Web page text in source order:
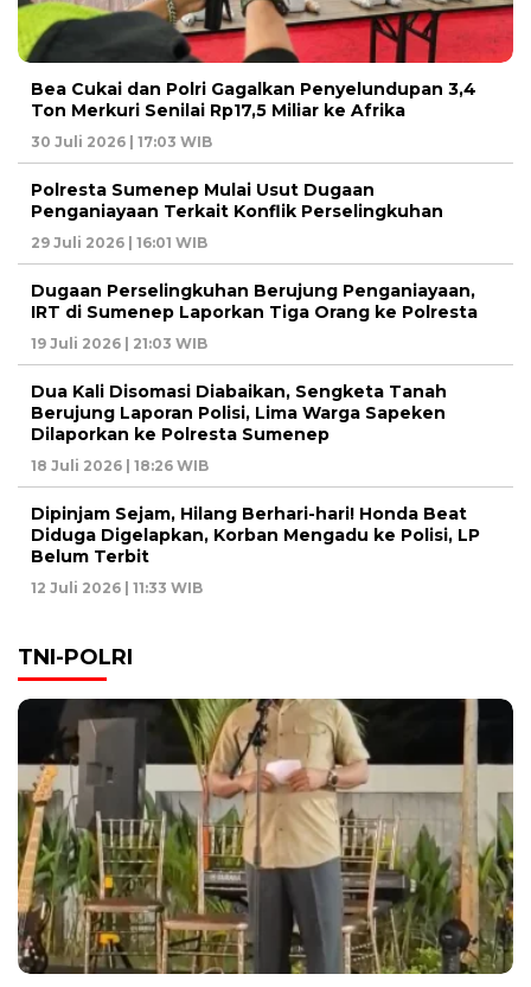
Bea Cukai dan Polri Gagalkan Penyelundupan 3,4
Ton Merkuri Senilai Rp17,5 Miliar ke Afrika
30 Juli 2026 | 17:03 WIB
Polresta Sumenep Mulai Usut Dugaan
Penganiayaan Terkait Konflik Perselingkuhan
29 Juli 2026 | 16:01 WIB
Dugaan Perselingkuhan Berujung Penganiayaan,
IRT di Sumenep Laporkan Tiga Orang ke Polresta
19 Juli 2026 | 21:03 WIB
Dua Kali Disomasi Diabaikan, Sengketa Tanah
Berujung Laporan Polisi, Lima Warga Sapeken
Dilaporkan ke Polresta Sumenep
18 Juli 2026 | 18:26 WIB
Dipinjam Sejam, Hilang Berhari-hari! Honda Beat
Diduga Digelapkan, Korban Mengadu ke Polisi, LP
Belum Terbit
12 Juli 2026 | 11:33 WIB
TNI-POLRI